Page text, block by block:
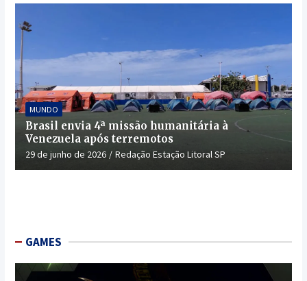
MUNDO
Brasil envia 4ª missão humanitária à
Venezuela após terremotos
29 de junho de 2026 Redação Estação Litoral SP
GAMES